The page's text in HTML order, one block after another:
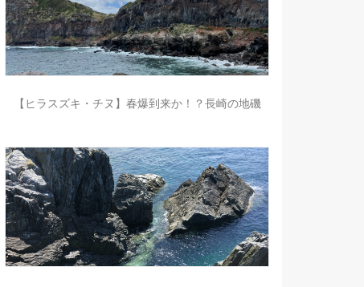
【ヒラスズキ・チヌ】春爆到来か！？長崎の地磯